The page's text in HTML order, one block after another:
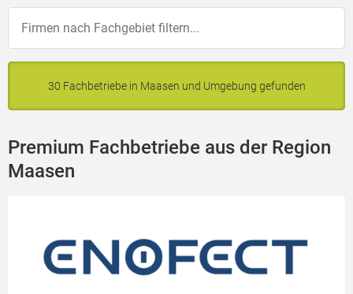
30 Fachbetriebe in Maasen und Umgebung gefunden
Premium Fachbetriebe aus der Region
Maasen